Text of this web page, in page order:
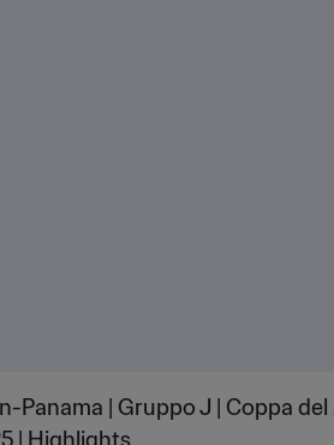
Panama | Gruppo J | Coppa del